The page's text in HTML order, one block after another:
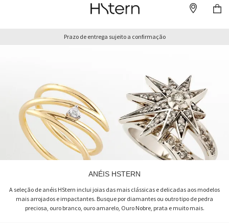
Prazo de entrega sujeito a confirmação
ANÉIS HSTERN
A seleção de anéis HStern inclui joias das mais clássicas e delicadas aos modelos
mais arrojados e impactantes. Busque por diamantes ou outro tipo de pedra
preciosa, ouro branco, ouro amarelo, Ouro Nobre, prata e muito mais.